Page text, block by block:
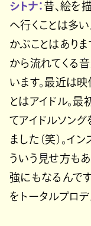
シトナ：昔、絵を
へ行くことは多
かぶことはあり
から流れてくる
います。最近は
とはアイドル。
てアイドルソン
ました（笑）。イ
ういう見せ方も
強にもなるんで
をトータルプロデ